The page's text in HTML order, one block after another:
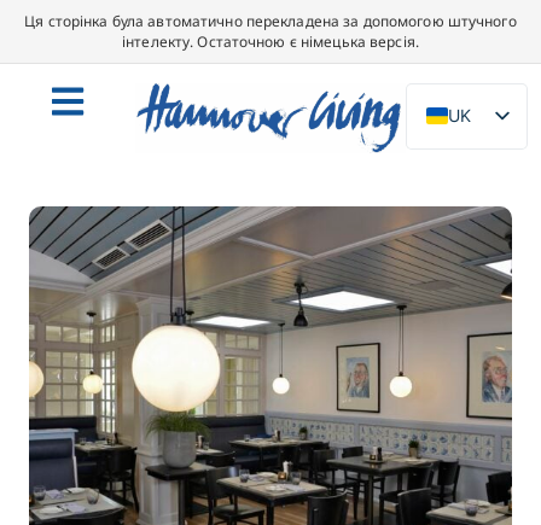
Ця сторінка була автоматично перекладена за допомогою штучного
інтелекту. Остаточною є німецька версія.
UK
DE
NL
PL
ES
SV
FR
PT